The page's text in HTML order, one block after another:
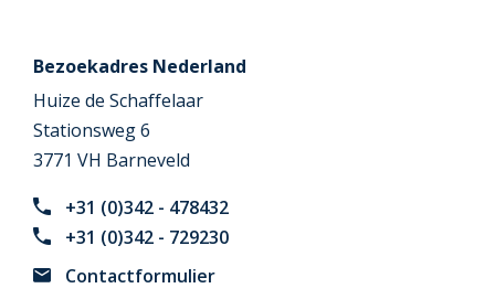
Bezoekadres Nederland
Huize de Schaffelaar
Stationsweg 6
3771 VH Barneveld
+31 (0)342 - 478432
+31 (0)342 - 729230
Contactformulier